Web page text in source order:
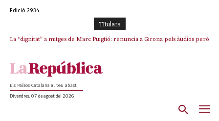
Edició 2934
TItulars
La “dignitat” a mitges de Marc Puigtió: renuncia a Girona pels àudios però
Els Països Catalans al teu abast
Divendres, 07 de agost del 2026